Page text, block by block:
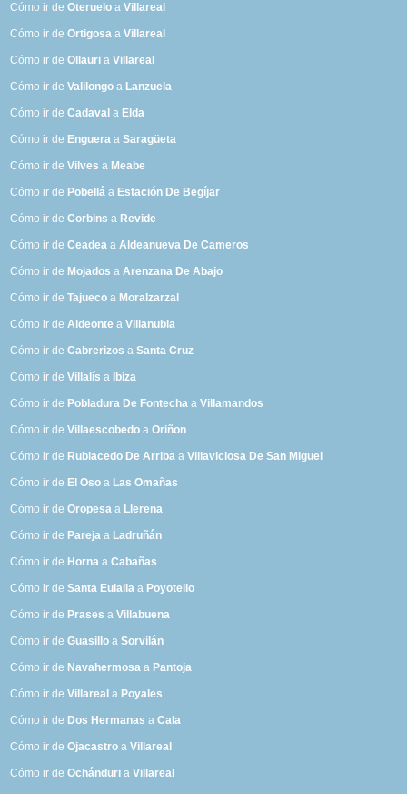
Cómo ir deOteruelo aVillareal
Cómo ir deOrtigosa aVillareal
Cómo ir deOllauri aVillareal
Cómo ir deValilongo a Lanzuela
Cómo ir deCadaval a Elda
Cómo ir de Enguera aSaragüeta
Cómo ir deVilves a Meabe
Cómo ir de Pobellá a Estación De Begíjar
Cómo ir deCorbins a Revide
Cómo ir deCeadea aAldeanueva De Cameros
Cómo ir de Mojados aArenzana De Abajo
Cómo ir deTajueco a Moralzarzal
Cómo ir deAldeonte aVillanubla
Cómo ir deCabrerizos aSanta Cruz
Cómo ir deVillalís a Ibiza
Cómo ir de Pobladura De Fontecha aVillamandos
Cómo ir deVillaescobedo aOriñon
Cómo ir de Rublacedo De Arriba aVillaviciosa De San Miguel
Cómo ir de El Oso a Las Omañas
Cómo ir deOropesa a Llerena
Cómo ir de Pareja a Ladruñán
Cómo ir de Horna aCabañas
Cómo ir deSanta Eulalia a Poyotello
Cómo ir de Prases aVillabuena
Cómo ir deGuasillo aSorvilán
Cómo ir de Navahermosa a Pantoja
Cómo ir deVillareal a Poyales
Cómo ir de Dos Hermanas aCala
Cómo ir deOjacastro aVillareal
Cómo ir deOchánduri aVillareal